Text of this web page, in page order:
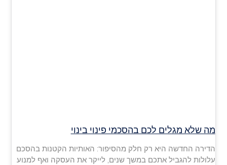
מה שלא מגלים לכם בהסכמי פינוי בינוי
הדירה החדשה היא רק חלק מהסיפור: האותיות הקטנות בהסכם
עלולות להגביל אתכם במשך שנים, לייקר את העסקה ואף למנוע